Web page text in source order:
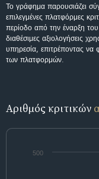
Το γράφημα παρουσιάζει
επιλεγμένες πλατφόρμες
περίοδο από την έναρξη
διαθέσιμες αξιολογήσεις
υπηρεσία, επιτρέποντας να
των πλατφορμών.
Αριθμός κριτικών
500